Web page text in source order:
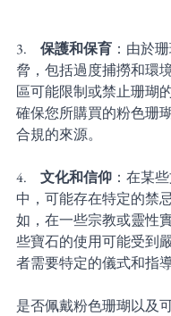
3. 保護和保育 ：由於
脅，包括過度捕撈和環
區可能限制或禁止珊瑚
確保您所購買的粉色珊
合規的來源。
4. 文化和信仰 ：在某
中，可能存在特定的禁
如，在一些宗教或靈性
些寶石的使用可能受到
者需要特定的儀式和指導
是否佩戴粉色珊瑚以及